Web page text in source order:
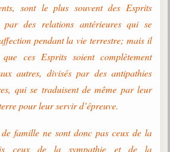
sont le plus souvent des Esprits
par des relations antérieures qui se
pendant la vie terrestre; mais il
ces Esprits soient complètement
autres, divisés par des antipathies
qui se traduisent de même par leur
pour leur servir d’épreuve.
famille ne sont donc pas ceux de la
ceux de la sympathie et de la